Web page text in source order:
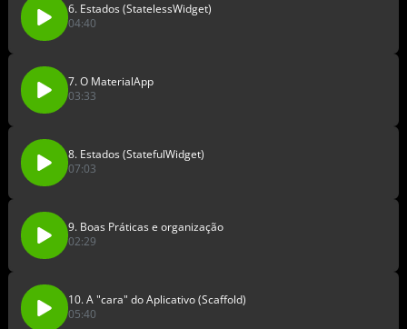
6. Estados (StatelessWidget)
04:40
7. O MaterialApp
03:33
8. Estados (StatefulWidget)
07:03
9. Boas Práticas e organização
02:29
10. A "cara" do Aplicativo (Scaffold)
05:40